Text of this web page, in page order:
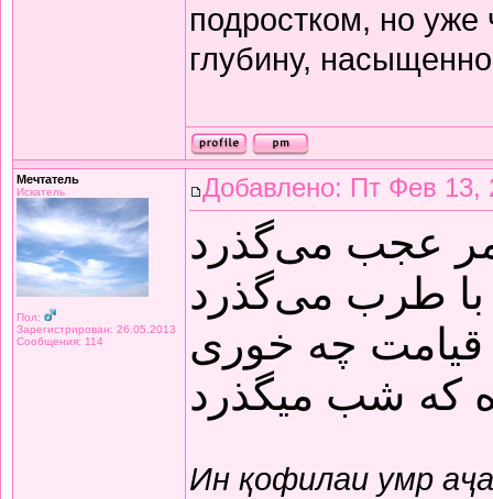
подростком, но уже
глубину,
Мечтатель
Искатель
Пол:
Зарегистрирован: 26.05.2013
Сообщения: 114
Добавлено: Пт Фев 13,
عجب می‌گذرد
طرب می‌گذرد
چه خوری
که شب میگذرد
Ин қофилаи умр